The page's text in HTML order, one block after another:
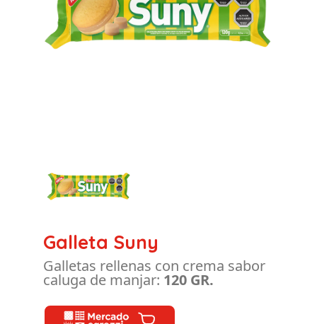
Galleta Suny
Galletas rellenas con crema sabor
caluga de manjar: 120 GR.